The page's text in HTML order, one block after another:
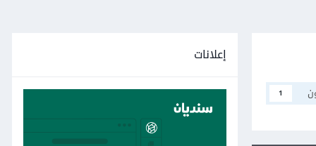
1
إعلانات